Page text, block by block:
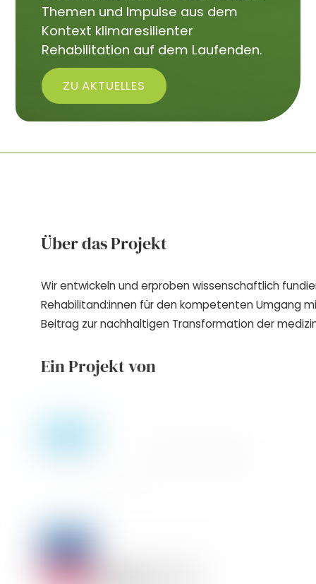
Themen und Impulse aus dem
Kontext klimaresilienter
Rehabilitation auf dem Laufenden.
ZU AKTUELLES
Über das Projekt
Wir entwickeln und erproben wissenschaftlich
Rehabilitand:innen für den kompetenten Umgang
Beitrag zur nachhaltigen Transformation der
Ein Projekt von